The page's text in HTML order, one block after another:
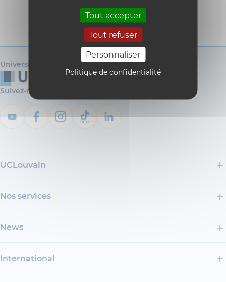
Tout accepter
Tout refuser
Personnaliser
Politique de confidentialité
i18n_0
Université catholique de Louvain
Suivez-nous
UCLouvain
Nos services
News
International